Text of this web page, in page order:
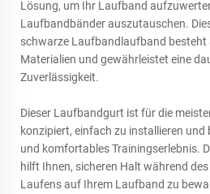
Lösung, um Ihr Laufband
Laufbandbänder auszutauschen.
schwarze Laufbandlaufband besteht
Materialien und gewährleistet eine
Zuverlässigkeit.
Dieser Laufbandgurt ist für die
konzipiert, einfach zu installieren und
und komfortables Trainingserlebnis.
hilft Ihnen, sicheren Halt während
Laufens auf Ihrem Laufband zu